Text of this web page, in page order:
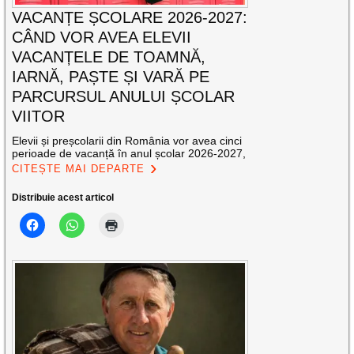
VACANȚE ȘCOLARE 2026-2027:
CÂND VOR AVEA ELEVII
VACANȚELE DE TOAMNĂ,
IARNĂ, PAȘTE ȘI VARĂ PE
PARCURSUL ANULUI ȘCOLAR
VIITOR
Elevii și preșcolarii din România vor avea cinci
perioade de vacanță în anul școlar 2026-2027,
CITEȘTE MAI DEPARTE
Distribuie acest articol